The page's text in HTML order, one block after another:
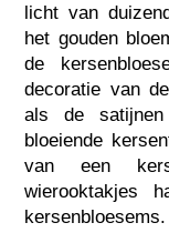
licht van
het gouden
de
decoratie van
als de satijnen
bloeiende
van een
wierooktakjes
kersenbloesems.